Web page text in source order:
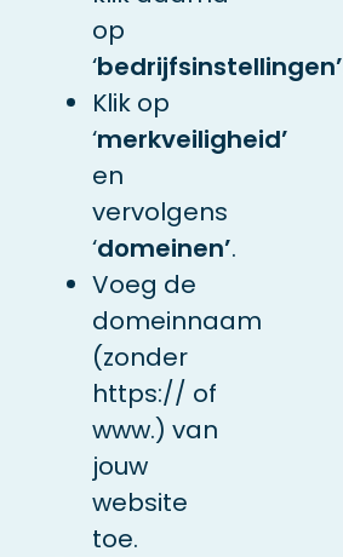
op
‘bedrijfsinstellingen’
Klik op
‘merkveiligheid’
en
vervolgens
‘domeinen’.
Voeg de
domeinnaam
(zonder
https:// of
www.) van
jouw
website
toe.